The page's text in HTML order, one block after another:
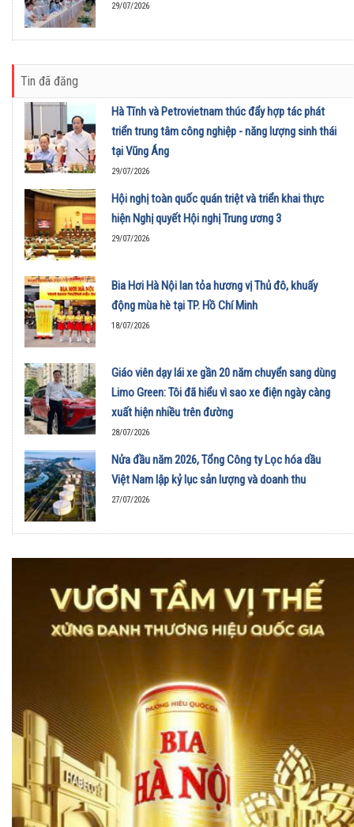
29/07/2026
Tin đã đăng
Hà Tĩnh và Petrovietnam thúc đẩy hợp tác phát
triển trung tâm công nghiệp - năng lượng sinh thái
tại Vũng Áng
29/07/2026
Hội nghị toàn quốc quán triệt và triển khai thực
hiện Nghị quyết Hội nghị Trung ương 3
29/07/2026
Bia Hơi Hà Nội lan tỏa hương vị Thủ đô, khuấy
động mùa hè tại TP. Hồ Chí Minh
18/07/2026
Giáo viên dạy lái xe gần 20 năm chuyển sang dùng
Limo Green: Tôi đã hiểu vì sao xe điện ngày càng
xuất hiện nhiều trên đường
28/07/2026
Nửa đầu năm 2026, Tổng Công ty Lọc hóa dầu
Việt Nam lập kỷ lục sản lượng và doanh thu
27/07/2026